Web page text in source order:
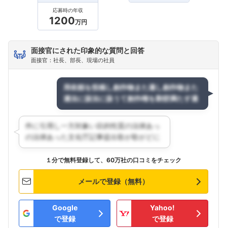
応募時の年収
1200万円
面接官にされた印象的な質問と回答
面接官：社長、部長、現場の社員
１分で無料登録して、60万社の口コミをチェック
メールで登録（無料）
Google
で登録
Yahoo!
で登録